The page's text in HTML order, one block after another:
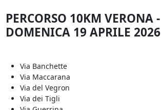
PERCORSO 10KM VERONA -
DOMENICA 19 APRILE 2026
Via Banchette
Via Maccarana
Via del Vegron
Via dei Tigli